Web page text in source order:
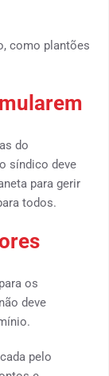
como plantões
do
síndico deve
para gerir
todos.
os
deve
pelo